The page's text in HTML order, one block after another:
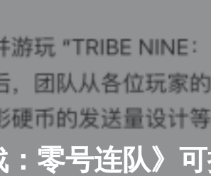
：零号连队》